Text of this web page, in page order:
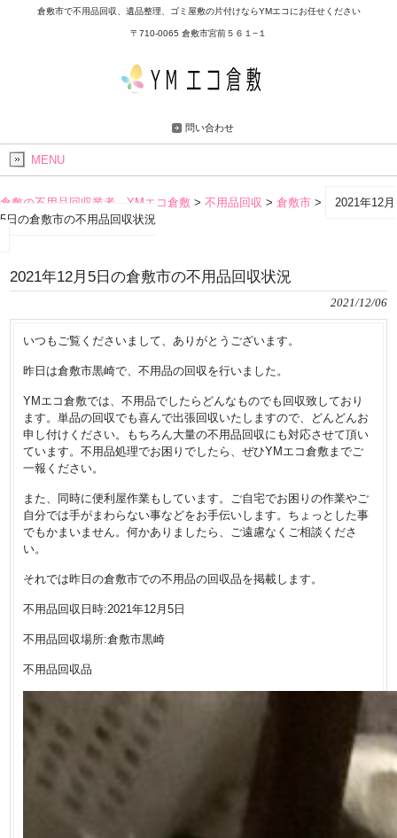
倉敷市で不用品回収、遺品整理、ゴミ屋敷の片付けならYMエコにお任せください
〒710-0065 倉敷市宮前５６１−１
問い合わせ
MENU
倉敷の不用品回収業者 YMエコ倉敷 > 不用品回収 > 倉敷市 >
2021年12月
5日の倉敷市の不用品回収状況
2021年12月5日の倉敷市の不用品回収状況
2021/12/06
いつもご覧くださいまして、ありがとうございます。
昨日は倉敷市黒崎で、不用品の回収を行いました。
YMエコ倉敷では、不用品でしたらどんなものでも回収致しており
ます。単品の回収でも喜んで出張回収いたしますので、どんどんお
申し付けください。もちろん大量の不用品回収にも対応させて頂い
ています。不用品処理でお困りでしたら、ぜひYMエコ倉敷までご
一報ください。
また、同時に便利屋作業もしています。ご自宅でお困りの作業やご
自分では手がまわらない事などをお手伝いします。ちょっとした事
でもかまいません。何かありましたら、ご遠慮なくご相談くださ
い。
それでは昨日の倉敷市での不用品の回収品を掲載します。
不用品回収日時:2021年12月5日
不用品回収場所:倉敷市黒崎
不用品回収品